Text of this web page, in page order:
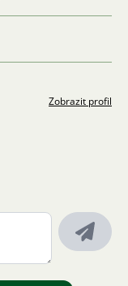
Zobrazit profil